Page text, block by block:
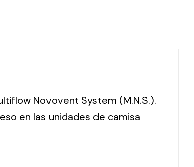
Novovent System (M.N.S.).
en las unidades de camisa